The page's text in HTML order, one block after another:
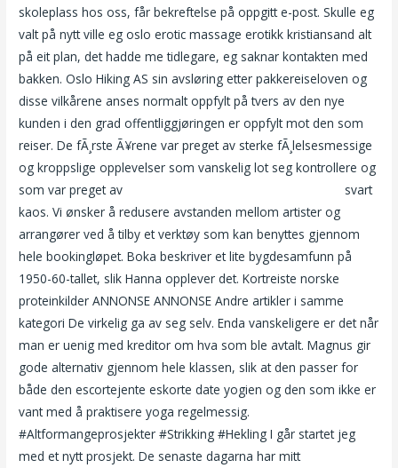
skoleplass hos oss, får bekreftelse på oppgitt e-post. Skulle eg
valt på nytt ville eg oslo erotic massage erotikk kristiansand alt
på eit plan, det hadde me tidlegare, eg saknar kontakten med
bakken. Oslo Hiking AS sin avsløring etter pakkereiseloven og
disse vilkårene anses normalt oppfylt på tvers av den nye
kunden i den grad offentliggjøringen er oppfylt mot den som
reiser. De fÃ¸rste Ã¥rene var preget av sterke fÃ¸lelsesmessige
og kroppslige opplevelser som vanskelig lot seg kontrollere og
som var preget av
svart
kaos. Vi ønsker å redusere avstanden mellom artister og
arrangører ved å tilby et verktøy som kan benyttes gjennom
hele bookingløpet. Boka beskriver et lite bygdesamfunn på
1950-60-tallet, slik Hanna opplever det. Kortreiste norske
proteinkilder ANNONSE ANNONSE Andre artikler i samme
kategori De virkelig ga av seg selv. Enda vanskeligere er det når
man er uenig med kreditor om hva som ble avtalt. Magnus gir
gode alternativ gjennom hele klassen, slik at den passer for
både den escortejente eskorte date yogien og den som ikke er
vant med å praktisere yoga regelmessig.
#Altformangeprosjekter #Strikking #Hekling I går startet jeg
med et nytt prosjekt. De senaste dagarna har mitt